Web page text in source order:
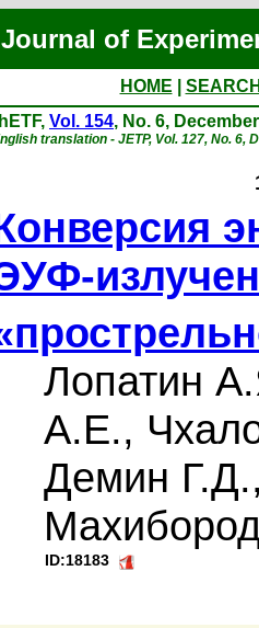
Journal of
HOME
Vol. 154, No. 6,
translation - JETP, Vol. 127, No. 6,
Лопатин
А.Е.,
Демин Г.Д.
ID:18183